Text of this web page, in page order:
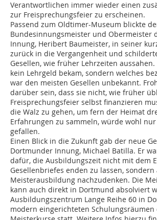
Verantwortlichen immer wieder einen
zur Freisprechungsfeier zu erscheinen.
Passend zum Oldtimer-Museum blickte
Bundesinnungsmeister und Obermeister
Innung, Heribert Baumeister, in seiner
zurück in die Vergangenheit und
Gesellen, wie früher Lehrzeiten
kein Lehrgeld bekam, sondern welches
war den meisten Gesellen unbekannt.
darüber sein, dass sie nicht, wie früher
Freisprechungsfeier selbst finanzieren
die Walz zu gehen, um fern der Heimat
Erfahrungen zu sammeln, würde wohl
gefallen.
Einen Blick in die Zukunft gab der neue
Dortmunder Innung, Michael Batilla. Er
dafür, die Ausbildungszeit nicht mit dem
Gesellenbriefes enden zu lassen,
Meisterausbildung nachzudenken. Die
kann auch direkt in Dortmund absolviert
Ausbildungszentrum Lange Reihe 60 in
modern eingerichteten